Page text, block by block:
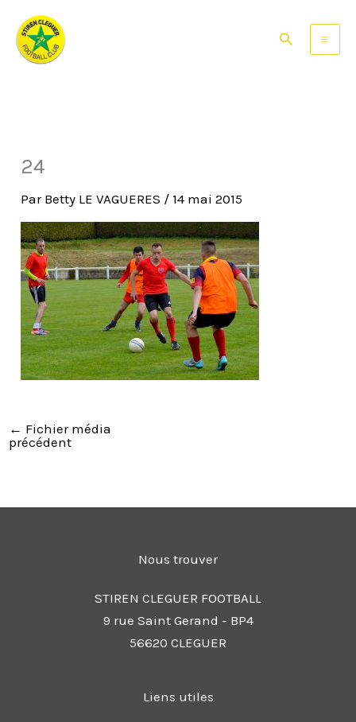
contenu
Rechercher
24
Par Betty LE VAGUERES / 14 mai 2015
← Fichier média
précédent
Nous trouver
STIREN CLEGUER FOOTBALL
9 rue Saint Gerand - BP4
56620 CLEGUER
Liens utiles